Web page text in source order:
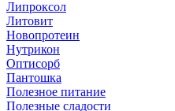
Липроксол
Литовит
Новопротеин
Нутрикон
Оптисорб
Пантошка
Полезное питание
Полезные сладости